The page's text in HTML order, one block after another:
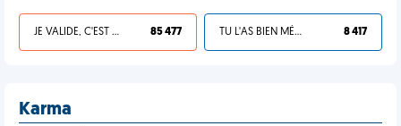
JE VALIDE, C'EST UNE VDM 85 477 TU L'AS BIEN MÉRITÉ 8 417
Karma